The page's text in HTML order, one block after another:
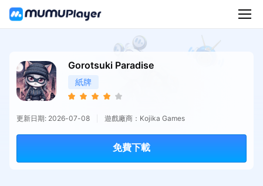
Gorotsuki Paradise
紙牌
更新日期: 2026-07-08 遊戲廠商：Kojika Games
免費下載